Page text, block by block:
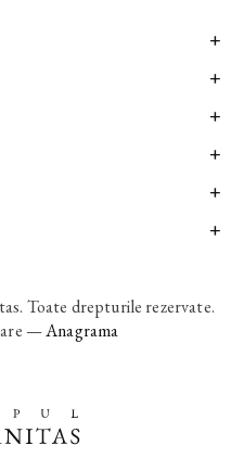
Toate drepturile rezervate.
—Anagrama